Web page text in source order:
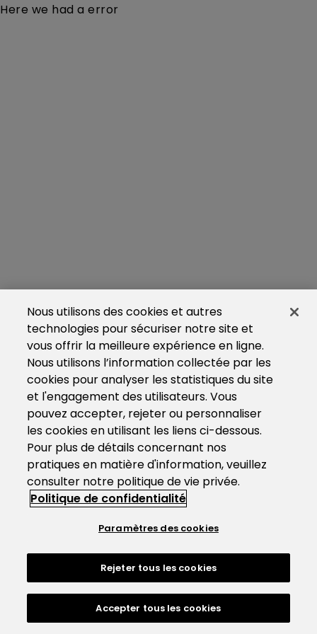
Here we had a error
Nous utilisons des cookies et autres
technologies pour sécuriser notre site et
vous offrir la meilleure expérience en ligne.
Nous utilisons l’information collectée par les
cookies pour analyser les statistiques du site
et l'engagement des utilisateurs. Vous
pouvez accepter, rejeter ou personnaliser
les cookies en utilisant les liens ci-dessous.
Pour plus de détails concernant nos
pratiques en matière d'information, veuillez
consulter notre politique de vie privée.
Politique de confidentialité
Paramètres des cookies
Rejeter tous les cookies
Accepter tous les cookies